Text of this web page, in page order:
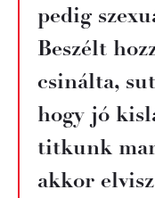
pedig
Beszélt
csinálta,
hogy jó
titkunk
akkor